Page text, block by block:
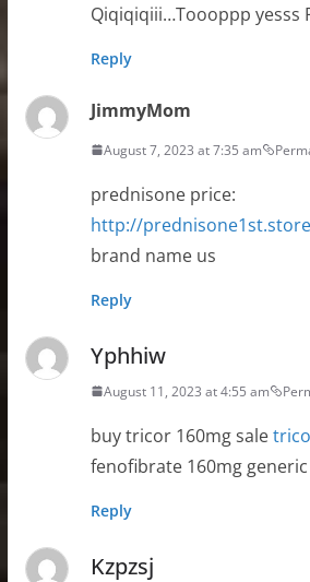
Qiqiqiqiii…Toooppp yesss
Reply
JimmyMom
August 7, 2023 at 7:35 am
prednisone price:
http://
brand name us
Reply
Yphhiw
August 11, 2023 at 4:55 am
buy tricor 160mg sale
fenofibrate 160mg generic
Reply
Kzpzsj